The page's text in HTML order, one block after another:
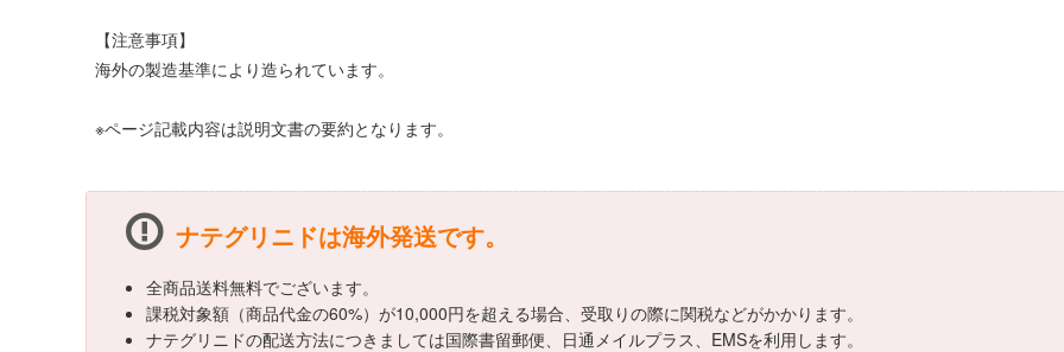
【注意事項】
海外の製造基準により造られています。
※ページ記載内容は説明文書の要約となります。
ナテグリニドは海外発送です。
全商品送料無料でございます。
課税対象額（商品代金の60%）が10,000円を超える場合、受取りの際に関税などがかかります。
ナテグリニドの配送方法につきましては国際書留郵便、日通メイルプラス、EMSを利用します。